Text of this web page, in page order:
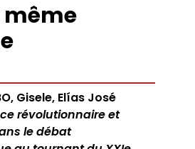
même
Gisele, Elías José
révolutionnaire et
le débat